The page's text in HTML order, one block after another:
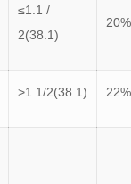
≤1.1 /
2(38.1)
20%
>1.1/2(38.1) 22%